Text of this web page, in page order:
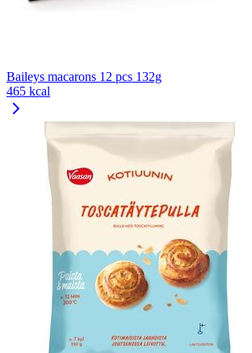
Baileys macarons 12 pcs 132g
465 kcal